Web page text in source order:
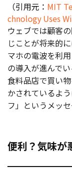
（引用元： MIT
chnology Uses
ウェブでは顧客
じことが将来的
マホの電波を利
の導入が進んでい
食料品店で買い
かされているよ
フ」というメッ
便利？気味が